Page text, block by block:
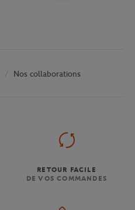
Nos collaborations
RETOUR FACILE
DE VOS COMMANDES